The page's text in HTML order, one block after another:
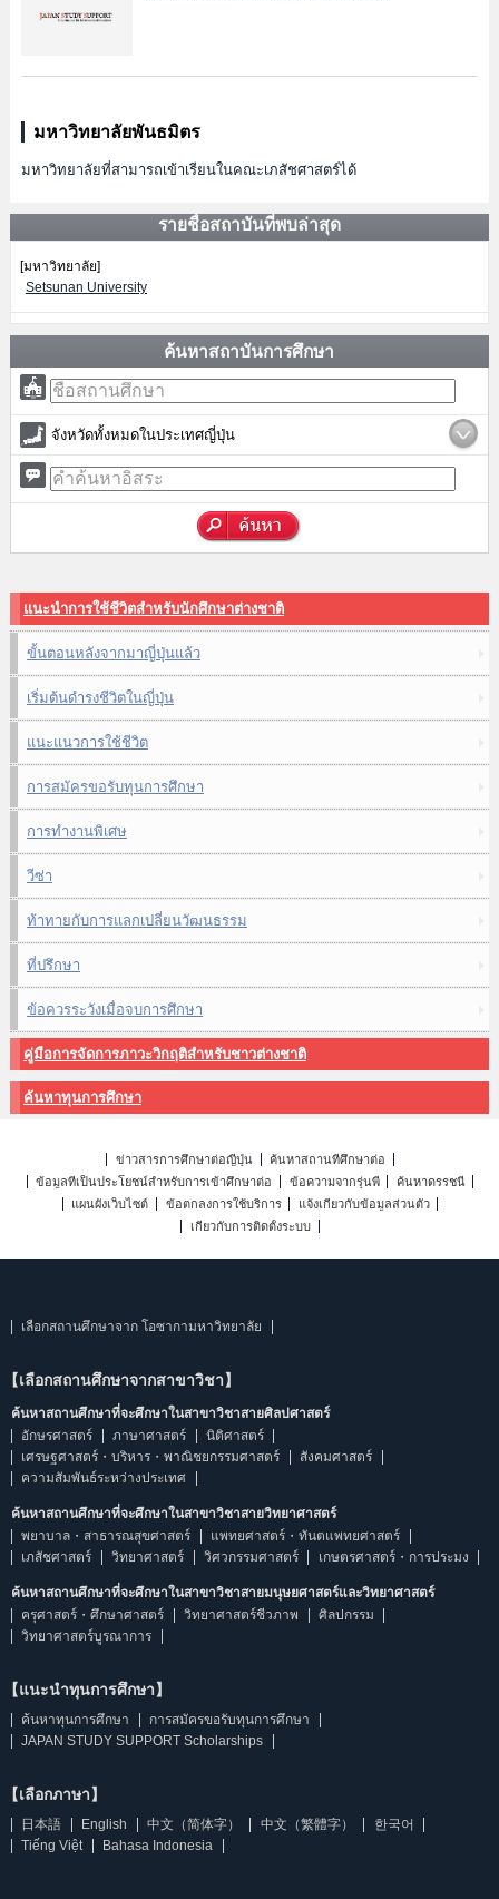
มหาวิทยาลัยพันธมิตร
มหาวิทยาลัยที่สามารถเข้าเรียนในคณะเภสัชศาสตร์ได้
รายชื่อสถาบันที่พบล่าสุด
[มหาวิทยาลัย]
Setsunan University
ค้นหาสถาบันการศึกษา
จังหวัดทั้งหมดในประเทศญี่ปุ่น
แนะนำการใช้ชีวิตสำหรับนักศึกษาต่างชาติ
ขั้นตอนหลังจากมาญี่ปุ่นแล้ว
เริ่มต้นดำรงชีวิตในญี่ปุ่น
แนะแนวการใช้ชีวิต
การสมัครขอรับทุนการศึกษา
การทำงานพิเศษ
วีซ่า
ท้าทายกับการแลกเปลี่ยนวัฒนธรรม
ที่ปรึกษา
ข้อควรระวังเมื่อจบการศึกษา
คู่มือการจัดการภาวะวิกฤติสำหรับชาวต่างชาติ
ค้นหาทุนการศึกษา
ข่าวสารการศึกษาต่อญี่ปุ่น
ค้นหาสถานที่ศึกษาต่อ
ข้อมูลที่เป็นประโยชน์สำหรับการเข้าศึกษาต่อ
ข้อความจากรุ่นพี่
ค้นหาดรรชนี
แผนผังเว็บไซต์
ข้อตกลงการใช้บริการ
แจ้งเกี่ยวกับข้อมูลส่วนตัว
เกี่ยวกับการติดตั้งระบบ
เลือกสถานศึกษาจาก โอซากามหาวิทยาลัย
【เลือกสถานศึกษาจากสาขาวิชา】
ค้นหาสถานศึกษาที่จะศึกษาในสาขาวิชาสายศิลปศาสตร์
อักษรศาสตร์
ภาษาศาสตร์
นิติศาสตร์
เศรษฐศาสตร์・บริหาร・พาณิชยกรรมศาสตร์
สังคมศาสตร์
ความสัมพันธ์ระหว่างประเทศ
ค้นหาสถานศึกษาที่จะศึกษาในสาขาวิชาสายวิทยาศาสตร์
พยาบาล・สาธารณสุขศาสตร์
แพทยศาสตร์・ทันตแพทยศาสตร์
เภสัชศาสตร์
วิทยาศาสตร์ วิศวกรรมศาสตร์ เกษตรศาสตร์・การประมง
ค้นหาสถานศึกษาที่จะศึกษาในสาขาวิชาสายมนุษยศาสตร์และวิทยาศาสตร์
ครุศาสตร์・ศึกษาศาสตร์
วิทยาศาสตร์ชีวภาพ
ศิลปกรรม
วิทยาศาสตร์บูรณาการ
【แนะนำทุนการศึกษา】
ค้นหาทุนการศึกษา
การสมัครขอรับทุนการศึกษา
JAPAN STUDY SUPPORT Scholarships
【เลือกภาษา】
日本語 English 中文（简体字） 中文（繁體字）
한국어
Tiếng Việt
Bahasa Indonesia